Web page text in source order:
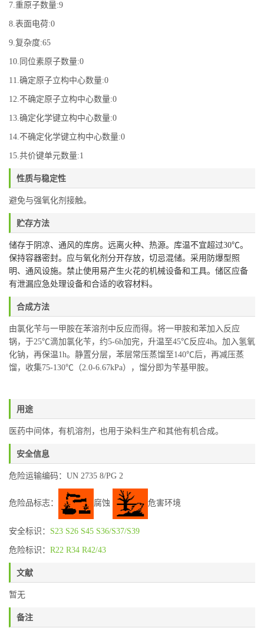
7.重原子数量:9
8.表面电荷:0
9.复杂度:65
10.同位素原子数量:0
11.确定原子立构中心数量:0
12.不确定原子立构中心数量:0
13.确定化学键立构中心数量:0
14.不确定化学键立构中心数量:0
15.共价键单元数量:1
性质与稳定性
避免与强氧化剂接触。
贮存方法
储存于阴凉、通风的库房。远离火种、热源。库温不宜超过30℃。
保持容器密封。应与氧化剂分开存放，切忌混储。采用防爆型照
明、通风设施。禁止使用易产生火花的机械设备和工具。储区应备
有泄漏应急处理设备和合适的收容材料。
合成方法
由氯化苄与一甲胺在苯溶剂中反应而得。将一甲胺和苯加入反应
锅，于25℃滴加氯化苄，约5-6h加完，升温至45℃反应4h。加入氢氧
化钠，再保温1h。静置分层，苯层常压蒸馏至140℃后，再减压蒸
馏，收集75-130℃（2.0-6.67kPa），馏分即为苄基甲胺。
用途
医药中间体，有机溶剂，也用于染料生产和其他有机合成。
安全信息
危险运输编码：UN 2735 8/PG 2
危险品标志： 腐蚀 危害环境
安全标识： S23 S26 S45 S36/S37/S39
危险标识： R22 R34 R42/43
文献
暂无
备注